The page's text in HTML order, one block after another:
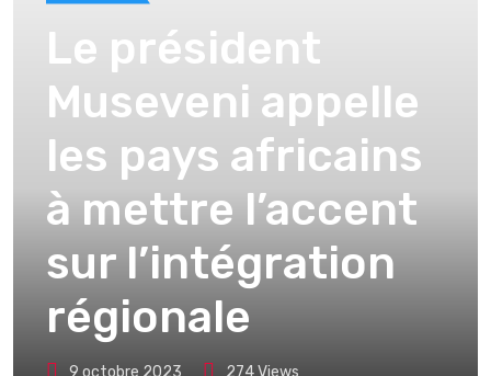
Le président
Museveni appelle
les pays africains
à mettre l’accent
sur l’intégration
régionale
9 octobre 2023 274Views